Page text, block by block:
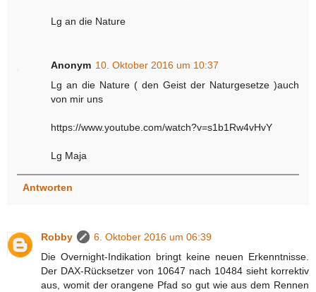
Lg an die Nature
Anonym 10. Oktober 2016 um 10:37
Lg an die Nature ( den Geist der Naturgesetze )auch
von mir uns
https://www.youtube.com/watch?v=s1b1Rw4vHvY
Lg Maja
Antworten
Robby
6. Oktober 2016 um 06:39
Die Overnight-Indikation bringt keine neuen Erkenntnisse.
Der DAX-Rücksetzer von 10647 nach 10484 sieht korrektiv
aus, womit der orangene Pfad so gut wie aus dem Rennen